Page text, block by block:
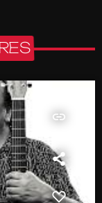
insert_link